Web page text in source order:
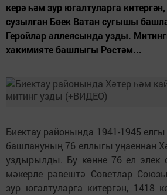
керә һәм зур югалтуларга
сузылган Бөек Ватан сугышы
Геройлар аллеясында узды.
хакимияте башлыгы Рөстәм...
Биектау районында 1941-1945
башлануның 76 еллыгы уңаеннан
уздырылды. Бу көнне 76 ел элек
мәкерле рәвештә Советлар
зур югалтуларга китергән, 1418